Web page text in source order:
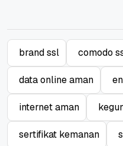
brand ssl comodo
data online aman
internet aman
sertifikat kemanan